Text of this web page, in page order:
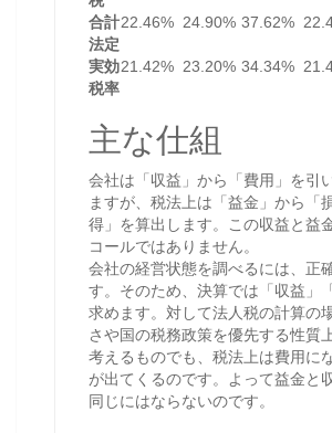
合計22.46% 24.90% 37.62%
法定
実効
税率
21.42% 23.20% 34.34%
主な仕組
会社は「収益」から「費用」を引
ますが、税法上は「益金」から「
得」を算出します。この収益と益
コールではありません。
会社の経営状態を調べるには、正
す。そのため、決算では「収益」
求めます。対して法人税の計算の
さや国の税務政策を優先する性質
考えるものでも、税法上は費用に
が出てくるのです。よって益金と
同じにはならないのです。